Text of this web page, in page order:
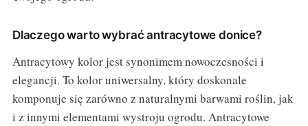
Dlaczego warto wybrać antracytowe donice?
Antracytowy kolor jest synonimem nowoczesności i
elegancji. To kolor uniwersalny, który doskonale
komponuje się zarówno z naturalnymi barwami roślin, jak
i z innymi elementami wystroju ogrodu. Antracytowe